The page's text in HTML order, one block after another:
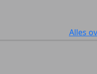
Alles